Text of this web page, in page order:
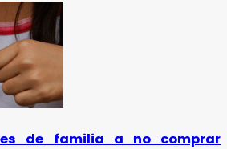
de familia a no comprar